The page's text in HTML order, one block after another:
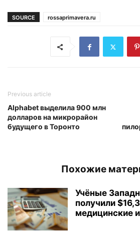
SOURCE rossaprimavera.ru
Previous article
Alphabet выделила 900 млн
долларов на микрорайон
будущего в Торонто
Похожие
Учёные
получили
медицинские